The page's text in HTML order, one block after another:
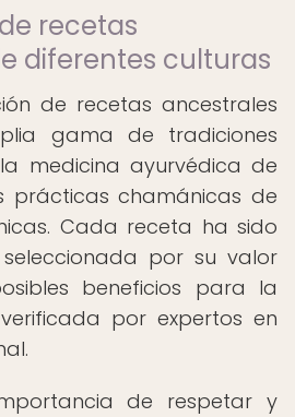
recetas
diferentes culturas
de recetas ancestrales
gama de tradiciones
medicina ayurvédica de
prácticas chamánicas de
Cada receta ha sido
por su valor
beneficios para la
por expertos en
de respetar y